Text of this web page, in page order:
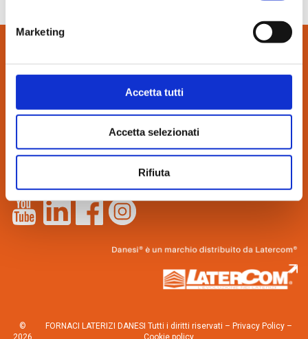
Marketing
Accetta tutti
Accetta selezionati
Rifiuta
CONTATTI:
26029 Soncino (CR)
info@danesilaterizi.it
Novità dall’azienda
©
2026
FORNACI LATERIZI DANESI Tutti i diritti riservati – Privacy Policy–
Cookie policy